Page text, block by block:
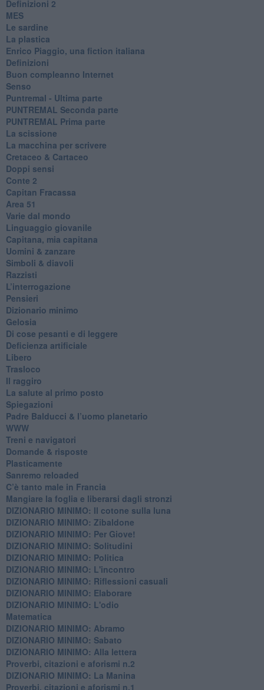
​Definizioni 2
MES
Le sardine
La plastica
​Enrico Piaggio, una fiction italiana
Definizioni
​Buon compleanno Internet
Senso
Puntremal - Ultima parte
PUNTREMAL Seconda parte
​PUNTREMAL Prima parte
La scissione
La macchina per scrivere
Cretaceo & Cartaceo
Doppi sensi
​Conte 2
​Capitan Fracassa
​Area 51
Varie dal mondo
​Linguaggio giovanile
​Capitana, mia capitana
Uomini & zanzare
​Simboli & diavoli
Razzisti
​L’interrogazione
Pensieri
​Dizionario minimo
Gelosia
Di cose pesanti e di leggere
​Deficienza artificiale
Libero
Trasloco
Il raggiro
​La salute al primo posto
Spiegazioni
Padre Balducci & l’uomo planetario
WWW
​Treni e navigatori
​Domande & risposte
​Plasticamente
Sanremo reloaded
C’è tanto male in Francia
​Mangiare la foglia e liberarsi dagli stronzi
DIZIONARIO MINIMO: Il cotone sulla luna
DIZIONARIO MINIMO: Zibaldone
DIZIONARIO MINIMO: Per Giove!
DIZIONARIO MINIMO: Solitudini
DIZIONARIO MINIMO: Politica
DIZIONARIO MINIMO: L'incontro
DIZIONARIO MINIMO: Riflessioni casuali
DIZIONARIO MINIMO: Elaborare
DIZIONARIO MINIMO: L'odio
​Matematica
DIZIONARIO MINIMO: Abramo
DIZIONARIO MINIMO: Sabato
​DIZIONARIO MINIMO: Alla lettera
Proverbi, citazioni e aforismi n.2
DIZIONARIO MINIMO: La Manina
​Proverbi, citazioni e aforismi n.1